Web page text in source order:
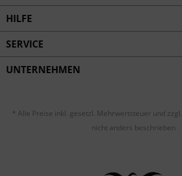
HILFE
SERVICE
UNTERNEHMEN
* Alle Preise inkl. gesetzl. Mehrwertsteuer und zzgl.
nicht anders beschrieben